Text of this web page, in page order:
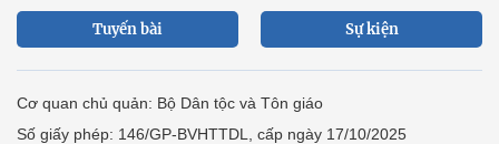
Tuyến bài Sự kiện
Cơ quan chủ quản: Bộ Dân tộc và Tôn giáo
Số giấy phép: 146/GP-BVHTTDL, cấp ngày 17/10/2025